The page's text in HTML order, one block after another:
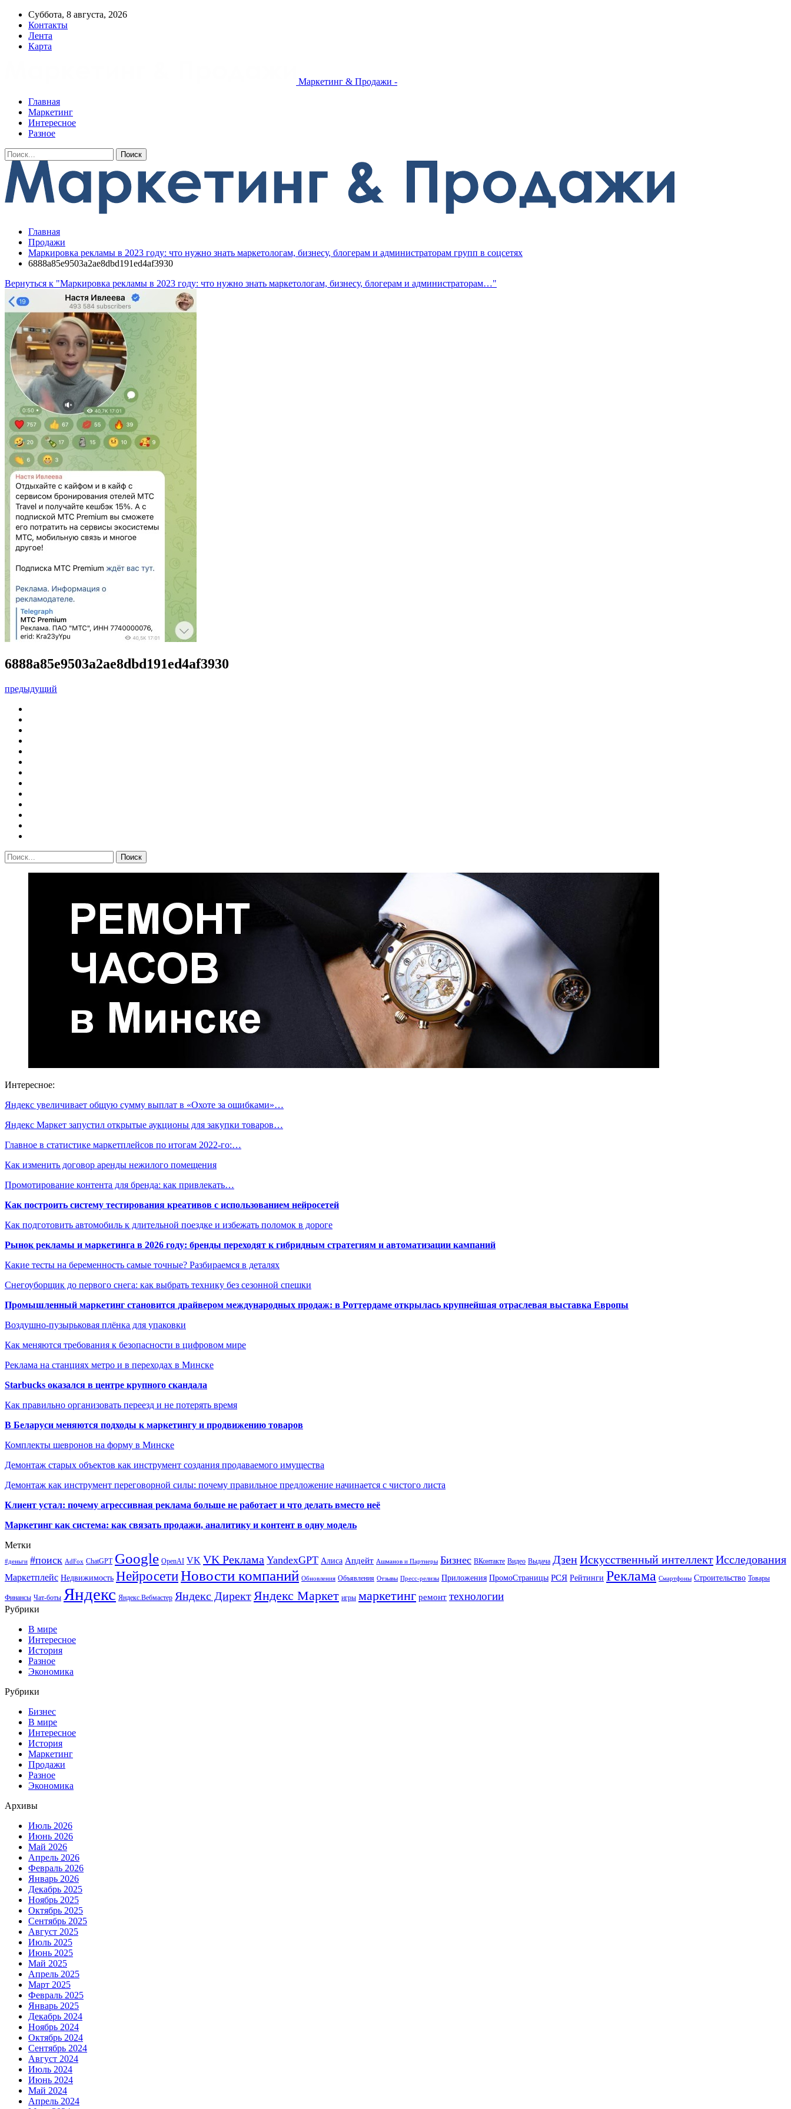
Суббота, 8 августа, 2026
Контакты
Лента
Карта
Маркетинг & Продажи -
Главная
Маркетинг
Интересное
Разное
Главная
Продажи
Маркировка рекламы в 2023 году: что нужно знать маркетологам, бизнесу, блогерам и администраторам групп в соцсетях
6888a85e9503a2ae8dbd191ed4af3930
Вернуться к "Маркировка рекламы в 2023 году: что нужно знать маркетологам, бизнесу, блогерам и администраторам…"
6888a85e9503a2ae8dbd191ed4af3930
предыдущий
Интересное:
Яндекс увеличивает общую сумму выплат в «Охоте за ошибками»…
Яндекс Маркет запустил открытые аукционы для закупки товаров…
Главное в статистике маркетплейсов по итогам 2022‑го:…
Как изменить договор аренды нежилого помещения
Промотирование контента для бренда: как привлекать…
Как построить систему тестирования креативов с использованием нейросетей
Как подготовить автомобиль к длительной поездке и избежать поломок в дороге
Рынок рекламы и маркетинга в 2026 году: бренды переходят к гибридным стратегиям и автоматизации кампаний
Какие тесты на беременность самые точные? Разбираемся в деталях
Снегоуборщик до первого снега: как выбрать технику без сезонной спешки
Промышленный маркетинг становится драйвером международных продаж: в Роттердаме открылась крупнейшая отраслевая выставка Европы
Воздушно-пузырьковая плёнка для упаковки
Как меняются требования к безопасности в цифровом мире
Реклама на станциях метро и в переходах в Минске
Starbucks оказался в центре крупного скандала
Как правильно организовать переезд и не потерять время
В Беларуси меняются подходы к маркетингу и продвижению товаров
Комплекты шевронов на форму в Минске
Демонтаж старых объектов как инструмент создания продаваемого имущества
Демонтаж как инструмент переговорной силы: почему правильное предложение начинается с чистого листа
Клиент устал: почему агрессивная реклама больше не работает и что делать вместо неё
Маркетинг как система: как связать продажи, аналитику и контент в одну модель
Метки
#деньги #поиск AdFox ChatGPT Google OpenAI VK VK Реклама YandexGPT Алиса Апдейт Ашманов и Партнеры Бизнес ВКонтакте Видео Выдача ДзенИскусственный интеллектИсследования
Маркетплейс Недвижимость НейросетиНовости компаний Обновления Объявления Отзывы Пресс-релизы Приложения ПромоСтраницы РСЯ Рейтинги Реклама Смартфоны Строительство Товары
Финансы Чат-боты Яндекс Яндекс.Вебмастер Яндекс Директ Яндекс Маркет игры маркетинг ремонт технологии
Рубрики
В мире
Интересное
История
Разное
Экономика
Рубрики
Бизнес
В мире
Интересное
История
Маркетинг
Продажи
Разное
Экономика
Архивы
Июль 2026
Июнь 2026
Май 2026
Апрель 2026
Февраль 2026
Январь 2026
Декабрь 2025
Ноябрь 2025
Октябрь 2025
Сентябрь 2025
Август 2025
Июль 2025
Июнь 2025
Май 2025
Апрель 2025
Март 2025
Февраль 2025
Январь 2025
Декабрь 2024
Ноябрь 2024
Октябрь 2024
Сентябрь 2024
Август 2024
Июль 2024
Июнь 2024
Май 2024
Апрель 2024